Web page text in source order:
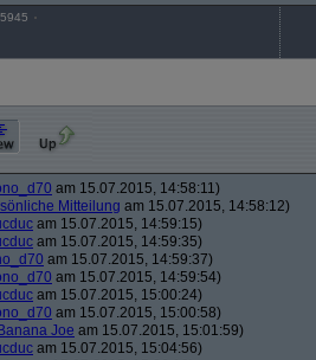
am 15.07.2015, 14:58:11)
Mitteilung am 15.07.2015, 14:58:12)
am 15.07.2015, 14:59:15)
am 15.07.2015, 14:59:35)
am 15.07.2015, 14:59:37)
am 15.07.2015, 14:59:54)
am 15.07.2015, 15:00:24)
am 15.07.2015, 15:00:58)
Banana Joe am 15.07.2015, 15:01:59)
am 15.07.2015, 15:04:56)